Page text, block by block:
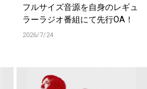
フルサイズ音源を自身のレギュ
ラーラジオ番組にて先行OA！
2026/7/24